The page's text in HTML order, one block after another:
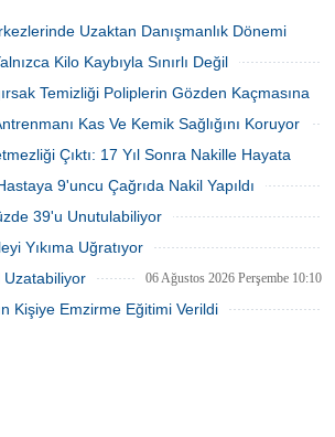
dev
arasında
serdi.
ağrısı şikayetiyle hastaneye başvuran
41 yaşındaki Şehmus Doğan’da,
dünyada son derece nadir görülen
Uzaktan Danışmanlık Dönemi
Kilo Kaybıyla Sınırlı Değil
06 Ağustos 2026 Perşembe 16:23
Temizliği Poliplerin Gözden Kaçmasına
Kas Ve Kemik Sağlığını Koruyor
06 Ağustos 2026 Perşembe 16:17
Çıktı: 17 Yıl Sonra Nakille Hayata
9'uncu Çağrıda Nakil Yapıldı
39'u Unutulabiliyor
Yıkıma Uğratıyor
06 Ağustos 2026 Perşembe 10:45
Uzatabiliyor 06 Ağustos 2026 Perşembe 10:10
Kişiye Emzirme Eğitimi Verildi